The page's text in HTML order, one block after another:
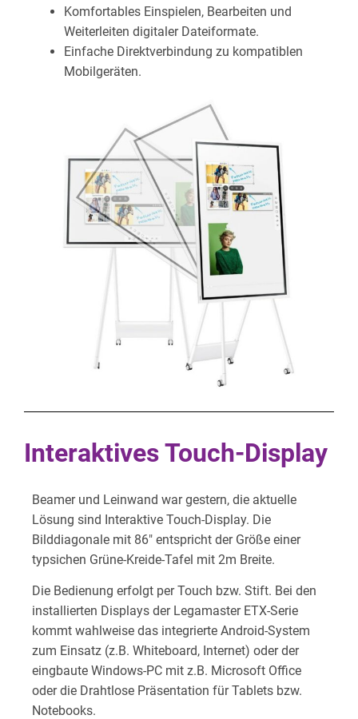
Komfortables Einspielen, Bearbeiten und
Weiterleiten digitaler Dateiformate.
Einfache Direktverbindung zu kompatiblen
Mobilgeräten.
Interaktives Touch-Display
Beamer und Leinwand war gestern, die aktuelle
Lösung sind Interaktive Touch-Display. Die
Bilddiagonale mit 86″ entspricht der Größe einer
typsichen Grüne-Kreide-Tafel mit 2m Breite.
Die Bedienung erfolgt per Touch bzw. Stift. Bei den
installierten Displays der Legamaster ETX-Serie
kommt wahlweise das integrierte Android-System
zum Einsatz (z.B. Whiteboard, Internet) oder der
eingbaute Windows-PC mit z.B. Microsoft Office
oder die Drahtlose Präsentation für Tablets bzw.
Notebooks.